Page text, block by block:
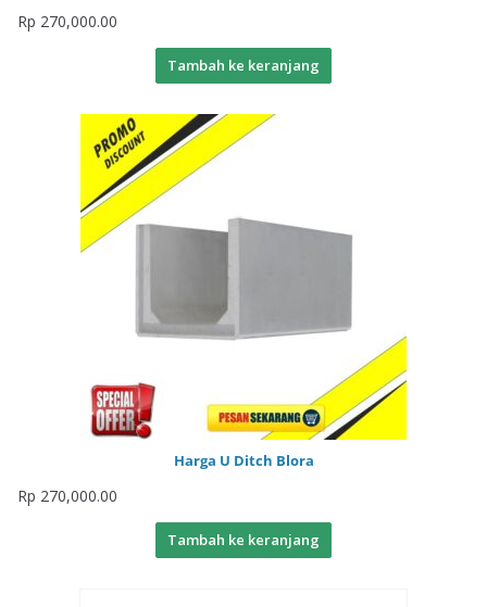
Rp 270,000.00
Tambah ke keranjang
Harga U Ditch Blora
Rp 270,000.00
Tambah ke keranjang